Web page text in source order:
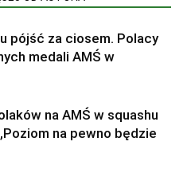
pójść za ciosem. Polacy
medali AMŚ w
na AMŚ w squashu
na pewno będzie